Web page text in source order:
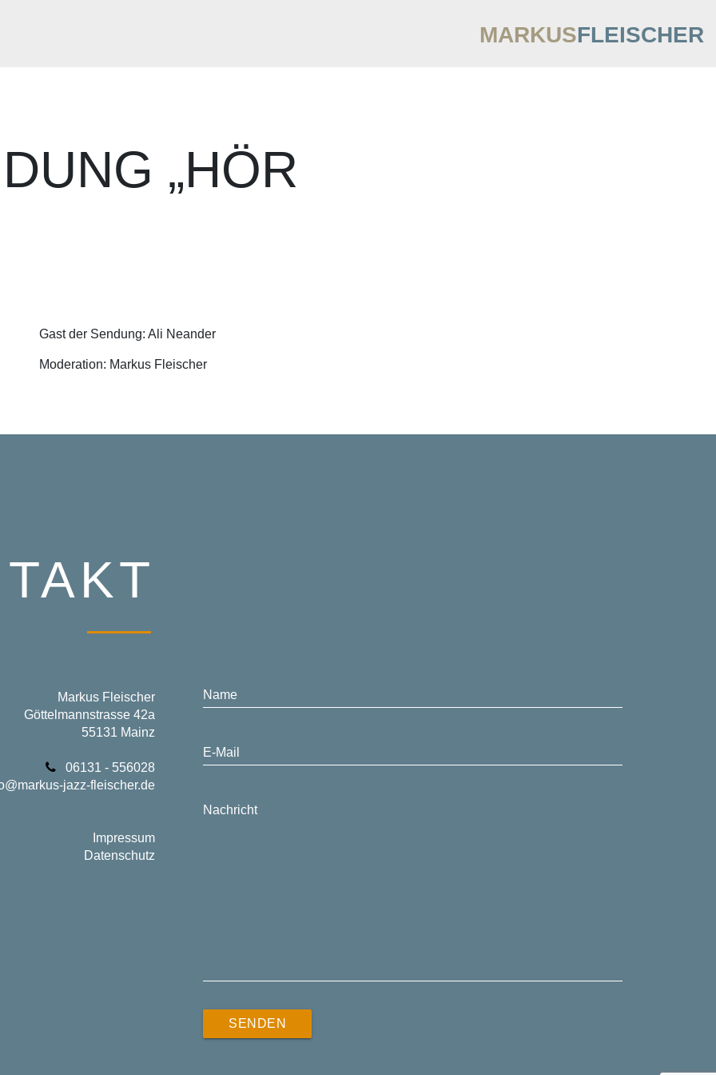
MARKUSFLEISCHER
„HÖR
Gast der Sendung: Ali Neander
Moderation: Markus Fleischer
Markus Fleischer
Göttelmannstrasse 42a
55131 Mainz
06131 - 556028
jazz-fleischer.de
Impressum
Datenschutz
Name
E-Mail
Nachricht